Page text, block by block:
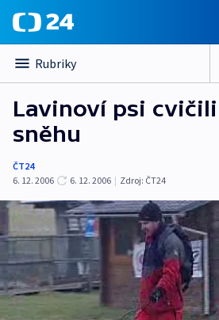
Rubriky
Lavinoví psi
sněhu
ČT24
6. 12. 2006
6. 12. 2006 | Zdroj: ČT24